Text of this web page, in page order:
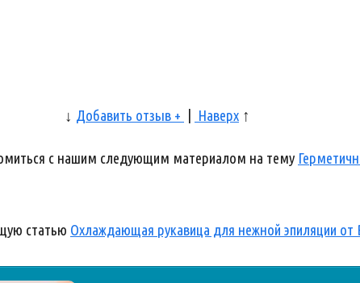
↓ Добавить отзыв + Наверх ↑
с нашим следующим материалом на тему
статью Охлаждающая рукавица для нежной эпиляции от